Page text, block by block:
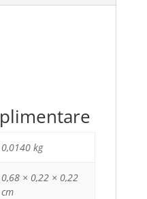
0,0140 kg
0,68 × 0,22 × 0,22
cm